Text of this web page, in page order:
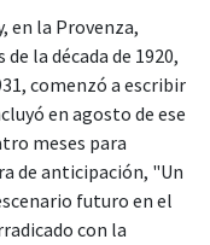
en la Provenza,
la década de 1920,
comenzó a escribir
en agosto de ese
meses para
de anticipación, "Un
futuro en el
con la